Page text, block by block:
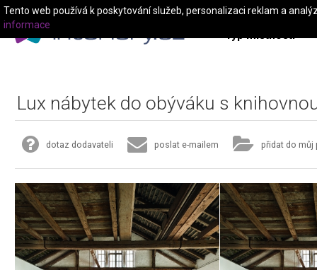
Typ místnosti
Lux nábytek do obýváku s
dotaz dodavateli poslat e-mailem přidat do můj
Tento web používá k poskytování služeb, personalizaci reklam a
informace